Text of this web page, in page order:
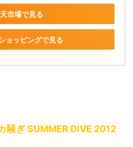
市場で見る
ョッピングで見る
騒ぎ SUMMER DIVE 2012